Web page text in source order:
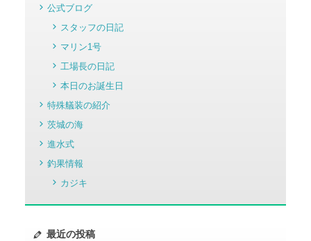
公式ブログ
スタッフの日記
マリン1号
工場長の日記
本日のお誕生日
特殊艤装の紹介
茨城の海
進水式
釣果情報
カジキ
最近の投稿